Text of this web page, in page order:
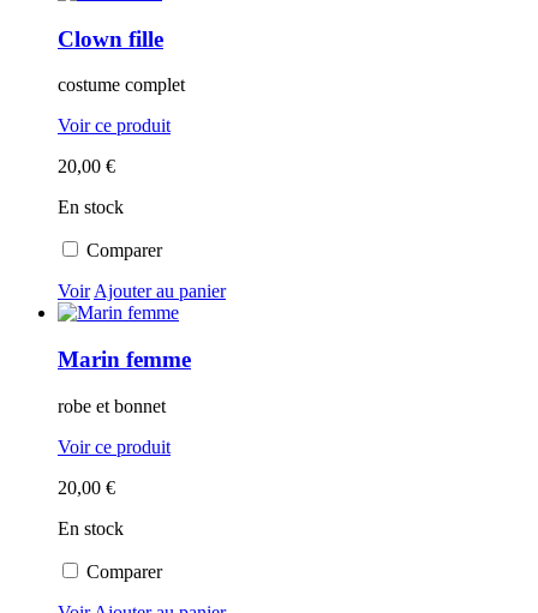
Clown fille
costume complet
Voir ce produit
20,00 €
En stock
Comparer
VoirAjouter au panier
Marin femme
robe et bonnet
Voir ce produit
20,00 €
En stock
Comparer